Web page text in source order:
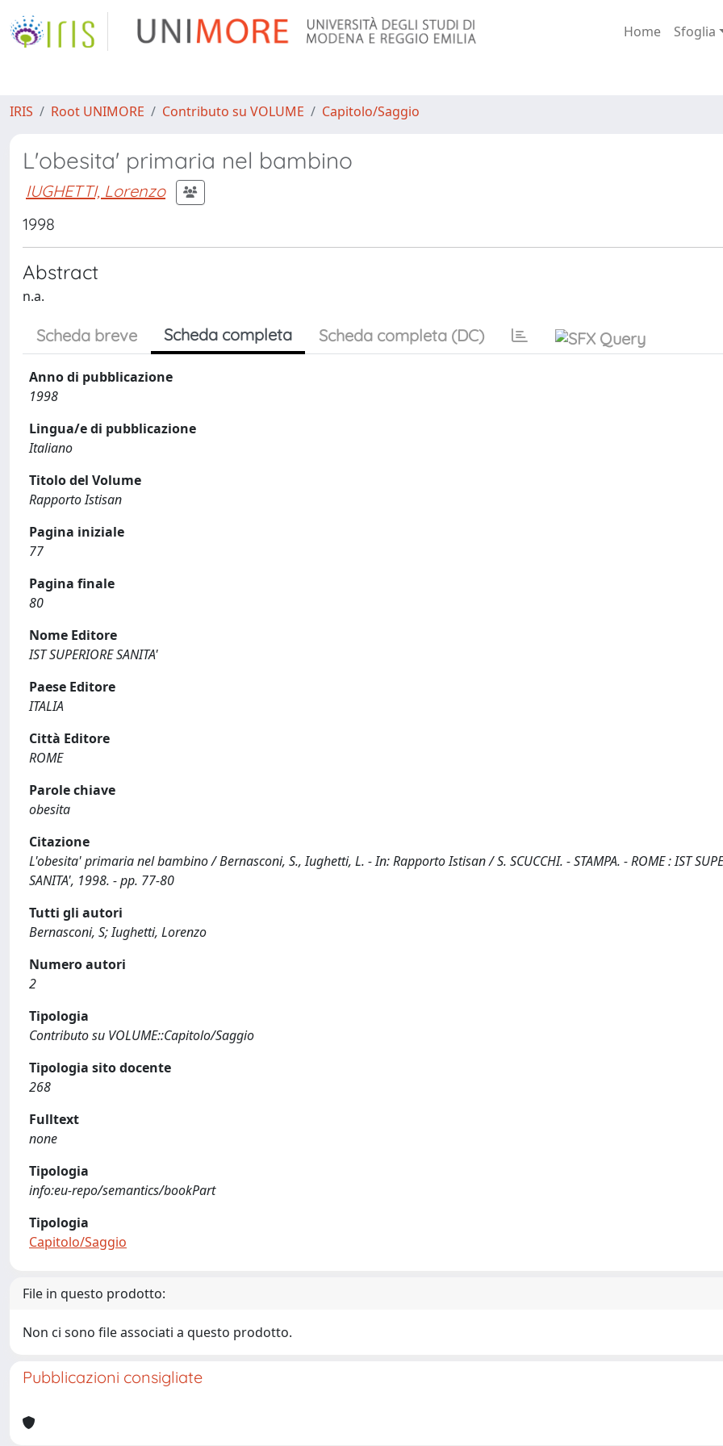
Home Sfoglia
IRIS Root UNIMORE Contributo su VOLUME Capitolo/Saggio
L'obesita' primaria nel bambino
IUGHETTI, Lorenzo
1998
Abstract
n.a.
Scheda breve Scheda completa Scheda completa (DC)
Anno di pubblicazione
1998
Lingua/e di pubblicazione
Italiano
Titolo del Volume
Rapporto Istisan
Pagina iniziale
77
Pagina finale
80
Nome Editore
IST SUPERIORE SANITA'
Paese Editore
ITALIA
Città Editore
ROME
Parole chiave
obesita
Citazione
L'obesita' primaria nel bambino / Bernasconi, S., Iughetti, L. - In: Rapporto Istisan / S. SCUCCHI. - STAMPA. - ROME : IST
SANITA', 1998. - pp. 77-80
Tutti gli autori
Bernasconi, S; Iughetti, Lorenzo
Numero autori
2
Tipologia
Contributo su VOLUME::Capitolo/Saggio
Tipologia sito docente
268
Fulltext
none
Tipologia
info:eu-repo/semantics/bookPart
Tipologia
Capitolo/Saggio
File in questo prodotto:
Non ci sono file associati a questo prodotto.
Pubblicazioni consigliate